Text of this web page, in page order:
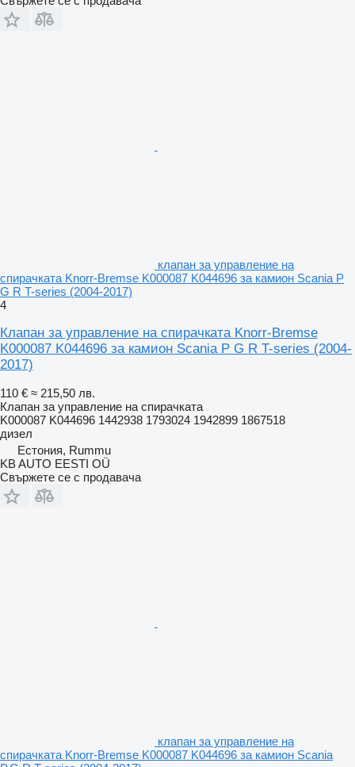
клапан за управление на
спирачката Knorr-Bremse K000087 K044696 за камион Scania P
G R T-series (2004-2017)
4
Клапан за управление на спирачката Knorr-Bremse
K000087 K044696 за камион Scania P G R T-series (2004-
2017)
110 € ≈ 215,50 лв.
Клапан за управление на спирачката
K000087 K044696 1442938 1793024 1942899 1867518
дизел
Естония, Rummu
KB AUTO EESTI OÜ
Свържете се с продавача
клапан за управление на
спирачката Knorr-Bremse K000087 K044696 за камион Scania